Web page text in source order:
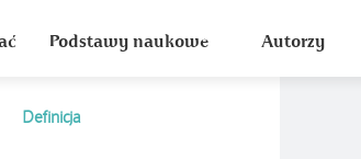
Podstawy naukowe Autorzy
Definicja